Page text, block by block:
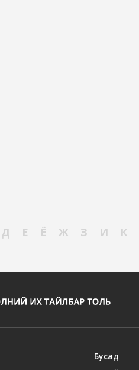
Д Е Ё Ж З И К
Бусад